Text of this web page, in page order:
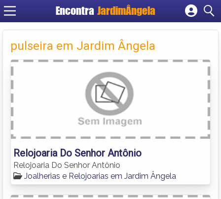
EncontraJardimÂngela
Cadastrar empresa
Fazer login
Criar conta
pulseira em Jardim Ângela
Relojoaria Do Senhor Antônio
Relojoaria Do Senhor Antônio
Joalherias e Relojoarias em Jardim Ângela